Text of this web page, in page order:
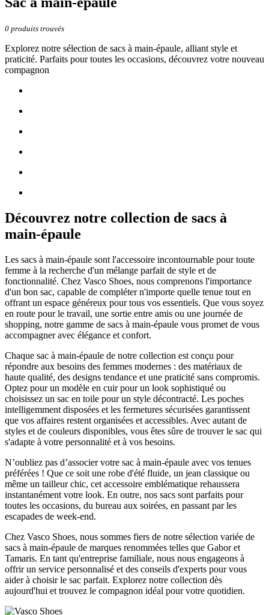
0 produits trouvés
Explorez notre sélection de sacs à main-épaule, alliant style et
praticité. Parfaits pour toutes les occasions, découvrez votre nouveau
compagnon
Découvrez notre collection de sacs à
main-épaule
Les sacs à main-épaule sont l'accessoire incontournable pour toute
femme à la recherche d'un mélange parfait de style et de
fonctionnalité. Chez Vasco Shoes, nous comprenons l'importance
d'un bon sac, capable de compléter n'importe quelle tenue tout en
offrant un espace généreux pour tous vos essentiels. Que vous soyez
en route pour le travail, une sortie entre amis ou une journée de
shopping, notre gamme de sacs à main-épaule vous promet de vous
accompagner avec élégance et confort.
Chaque sac à main-épaule de notre collection est conçu pour
répondre aux besoins des femmes modernes : des matériaux de
haute qualité, des designs tendance et une praticité sans compromis.
Optez pour un modèle en cuir pour un look sophistiqué ou
choisissez un sac en toile pour un style décontracté. Les poches
intelligemment disposées et les fermetures sécurisées garantissent
que vos affaires restent organisées et accessibles. Avec autant de
styles et de couleurs disponibles, vous êtes sûre de trouver le sac qui
s'adapte à votre personnalité et à vos besoins.
N’oubliez pas d’associer votre sac à main-épaule avec vos tenues
préférées ! Que ce soit une robe d'été fluide, un jean classique ou
même un tailleur chic, cet accessoire emblématique rehaussera
instantanément votre look. En outre, nos sacs sont parfaits pour
toutes les occasions, du bureau aux soirées, en passant par les
escapades de week-end.
Chez Vasco Shoes, nous sommes fiers de notre sélection variée de
sacs à main-épaule de marques renommées telles que Gabor et
Tamaris. En tant qu'entreprise familiale, nous nous engageons à
offrir un service personnalisé et des conseils d'experts pour vous
aider à choisir le sac parfait. Explorez notre collection dès
aujourd'hui et trouvez le compagnon idéal pour votre quotidien.